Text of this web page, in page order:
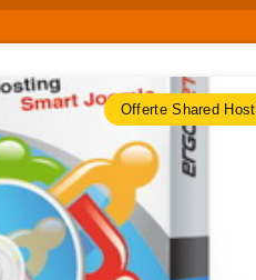
Offerte Shared